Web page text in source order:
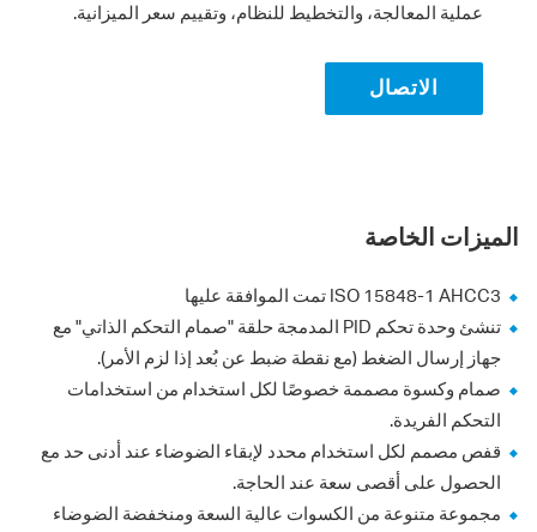
عملية المعالجة، والتخطيط للنظام، وتقييم سعر الميزانية.
الاتصال
الميزات الخاصة
ISO 15848-1 AHCC3 تمت الموافقة عليها
تنشئ وحدة تحكم PID المدمجة حلقة "صمام التحكم الذاتي" مع
جهاز إرسال الضغط (مع نقطة ضبط عن بُعد إذا لزم الأمر).
صمام وكسوة مصممة خصوصًا لكل استخدام من استخدامات
التحكم الفريدة.
قفص مصمم لكل استخدام محدد لإبقاء الضوضاء عند أدنى حد مع
الحصول على أقصى سعة عند الحاجة.
مجموعة متنوعة من الكسوات عالية السعة ومنخفضة الضوضاء